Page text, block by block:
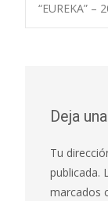
de
“EUREKA” –
Deja
Tu
publicada.
marcados